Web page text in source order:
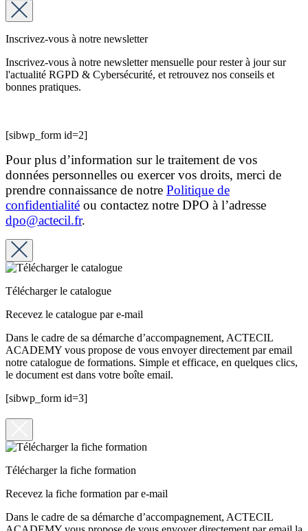
Inscrivez-vous à notre newsletter
Inscrivez-vous à notre newsletter mensuelle pour rester à jour sur
l'actualité RGPD & Cybersécurité, et retrouvez nos conseils et
bonnes pratiques.
[sibwp_form id=2]
Pour plus d’information sur le traitement de vos
données personnelles ou exercer vos droits, merci de
prendre connaissance de notre Politique de
confidentialité ou contactez notre DPO à l’adresse
dpo@actecil.fr.
Télécharger le catalogue
Recevez le catalogue par e-mail
Dans le cadre de sa démarche d’accompagnement, ACTECIL
ACADEMY vous propose de vous envoyer directement par email
notre catalogue de formations. Simple et efficace, en quelques clics,
le document est dans votre boîte email.
[sibwp_form id=3]
Télécharger la fiche formation
Recevez la fiche formation par e-mail
Dans le cadre de sa démarche d’accompagnement, ACTECIL